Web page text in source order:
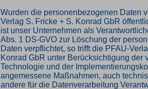
Wurden die personenbezogenen Daten
Verlag S. Fricke + S. Konrad GbR
ist unser Unternehmen als
Abs. 1 DS-GVO zur Löschung der
Daten verpflichtet, so trifft die PFAU-
Konrad GbR unter Berücksichtigung der
Technologie und der
angemessene Maßnahmen, auch
andere für die Datenverarbeitung